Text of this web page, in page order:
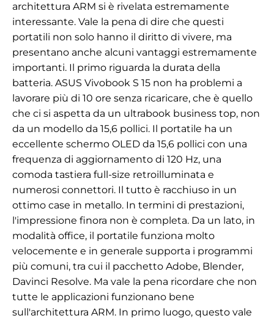
architettura ARM si è rivelata estremamente
interessante. Vale la pena di dire che questi
portatili non solo hanno il diritto di vivere, ma
presentano anche alcuni vantaggi estremamente
importanti. Il primo riguarda la durata della
batteria. ASUS Vivobook S 15 non ha problemi a
lavorare più di 10 ore senza ricaricare, che è quello
che ci si aspetta da un ultrabook business top, non
da un modello da 15,6 pollici. Il portatile ha un
eccellente schermo OLED da 15,6 pollici con una
frequenza di aggiornamento di 120 Hz, una
comoda tastiera full-size retroilluminata e
numerosi connettori. Il tutto è racchiuso in un
ottimo case in metallo. In termini di prestazioni,
l'impressione finora non è completa. Da un lato, in
modalità office, il portatile funziona molto
velocemente e in generale supporta i programmi
più comuni, tra cui il pacchetto Adobe, Blender,
Davinci Resolve. Ma vale la pena ricordare che non
tutte le applicazioni funzionano bene
sull'architettura ARM. In primo luogo, questo vale